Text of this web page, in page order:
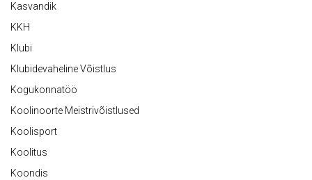
Kasvandik
KKH
Klubi
Klubidevaheline Võistlus
Kogukonnatöö
Koolinoorte Meistrivõistlused
Koolisport
Koolitus
Koondis